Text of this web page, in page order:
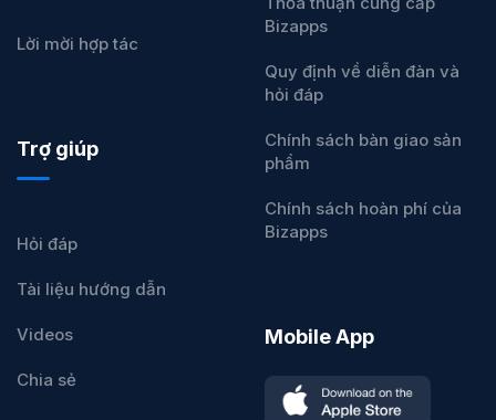
Lời mời hợp tác
Trợ giúp
Hỏi đáp
Tài liệu hướng dẫn
Videos
Chia sẻ
Bizapps
Quy định về diễn đàn và
hỏi đáp
Chính sách bàn giao sản
phẩm
Chính sách hoàn phí của
Bizapps
Mobile App